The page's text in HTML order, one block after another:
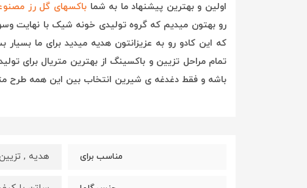
اولین و بهترین پیشنهاد ما به شما باکسهای گل رز
رو بهتون میدیم که گروه تولیدی خونه شیک با
که این کادو رو به عزیزانتون هدیه میدید برای ما
تمام مراحل تزیین و باکسینگ از بهترین متریال برای
باشه و فقط دغدغه ی شیرین انتخاب بین این همه طرح
مناسب برای هدیه ,